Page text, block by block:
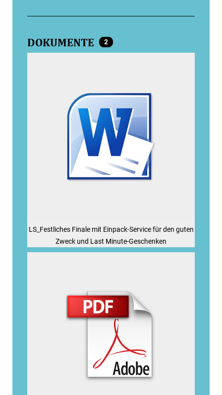
DOKUMENTE 2
LS_Festliches Finale mit Einpack-Service für den guten
Zweck und Last Minute-Geschenken